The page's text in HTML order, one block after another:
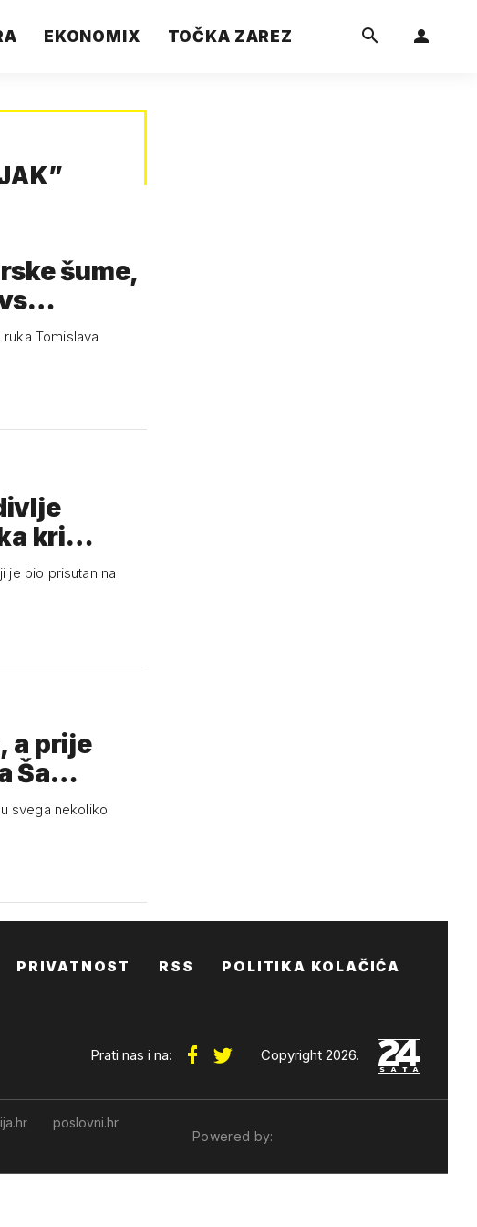
EKONOMIX TOČKA ZAREZ
”
šume,
Tomislava
kri…
je bio prisutan na
a prije
Ša…
svega nekoliko
PRIVATNOST RSS POLITIKA KOLAČIĆA
Prati nas i na: Copyright 2026.
poslovni.hr
Powered by: